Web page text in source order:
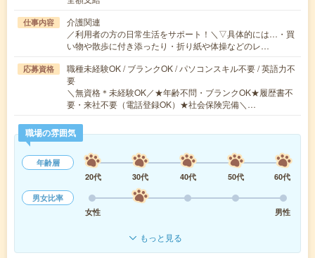
仕事内容
介護関連
／利用者の方の日常生活をサポート！＼▽具体的には…・買
い物や散歩に付き添ったり・折り紙や体操などのレ…
応募資格
職種未経験OK / ブランクOK / パソコンスキル不要 / 英語力不
要
＼無資格＊未経験OK／★年齢不問・ブランクOK★履歴書不
要・来社不要（電話登録OK）★社会保険完備＼…
職場の雰囲気
年齢層
20代
30代 40代 50代
60代
男女比率
女性
男性
もっと見る